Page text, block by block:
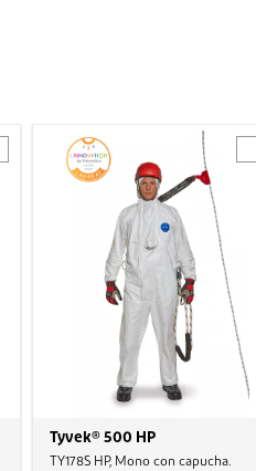
Tyvek® 500 HP
TY178S HP, Mono con capucha.